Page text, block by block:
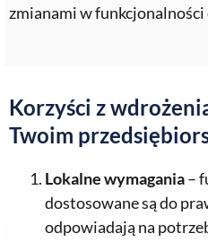
zmianami w
Korzyści z
Twoim
Lokalne wymagania–
dostosowane są do
odpowiadają na